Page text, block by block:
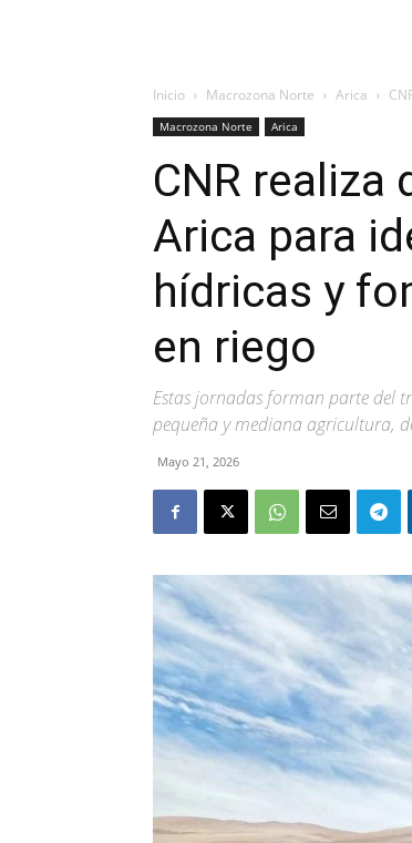
Inicio Macrozona Norte Arica
Macrozona Norte Arica
CNR realiza
Arica para
hídricas y
en riego
Estas jornadas forman parte del
pequeña y mediana agricultura,
Mayo 21, 2026